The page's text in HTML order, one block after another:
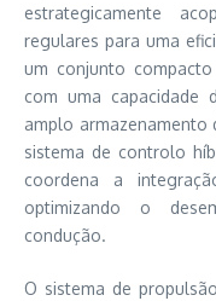
estrategicamente
regulares para uma
um conjunto
com uma capacidade
amplo armazenamento
sistema de controlo
coordena a
optimizando o
condução.
O sistema de